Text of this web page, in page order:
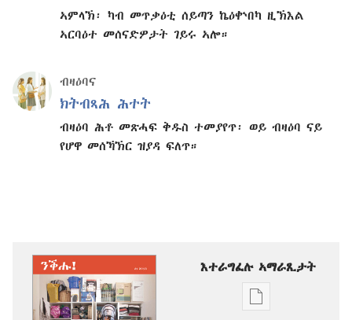
ኣምላኽ፡ ካብ መጥቃዕቲ ሰይጣን ኬዕቍበካ ዚኽእል
ኣርባዕተ መሰናድዎታት ገይሩ ኣሎ።
ብዛዕባና
ክትብጻሕ ሕተት
ብዛዕባ ሕቶ መጽሓፍ ቅዱስ ተመያየጥ፡ ወይ ብዛዕባ ናይ
የሆዋ መሰኻኽር ዝያዳ ፍለጥ።
እተራግፈሉ ኣማራጺታት
ዲጂታዊ